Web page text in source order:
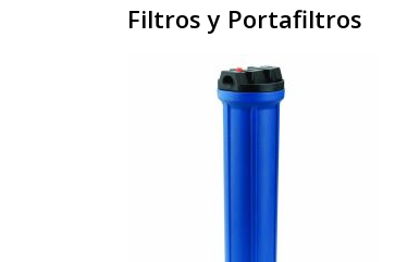
Filtros y Portafiltros